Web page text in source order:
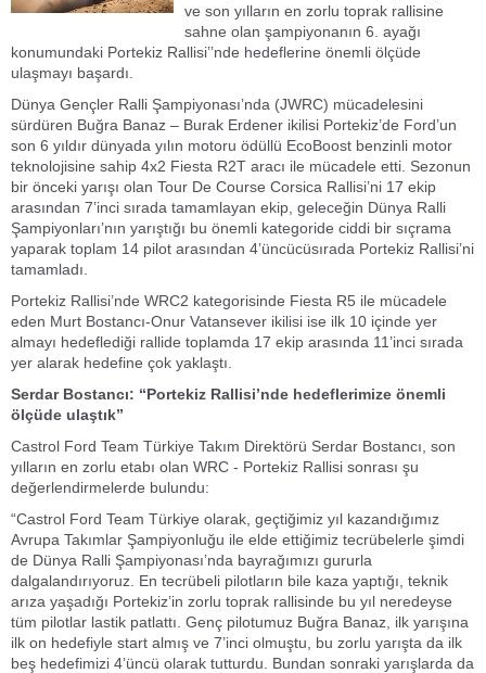
ve son yılların en zorlu toprak rallisine
sahne olan şampiyonanın 6. ayağı
konumundaki Portekiz Rallisi’’nde hedeflerine önemli ölçüde
ulaşmayı başardı.
Dünya Gençler Ralli Şampiyonası’nda (JWRC) mücadelesini
sürdüren Buğra Banaz – Burak Erdener ikilisi Portekiz’de Ford’un
son 6 yıldır dünyada yılın motoru ödüllü EcoBoost benzinli motor
teknolojisine sahip 4x2 Fiesta R2T aracı ile mücadele etti. Sezonun
bir önceki yarışı olan Tour De Course Corsica Rallisi’ni 17 ekip
arasından 7’inci sırada tamamlayan ekip, geleceğin Dünya Ralli
Şampiyonları’nın yarıştığı bu önemli kategoride ciddi bir sıçrama
yaparak toplam 14 pilot arasından 4’üncücüsırada Portekiz Rallisi’ni
tamamladı.
Portekiz Rallisi’nde WRC2 kategorisinde Fiesta R5 ile mücadele
eden Murt Bostancı-Onur Vatansever ikilisi ise ilk 10 içinde yer
almayı hedeflediği rallide toplamda 17 ekip arasında 11’inci sırada
yer alarak hedefine çok yaklaştı.
Serdar Bostancı: “Portekiz Rallisi’nde hedeflerimize önemli
ölçüde ulaştık”
Castrol Ford Team Türkiye Takım Direktörü Serdar Bostancı, son
yılların en zorlu etabı olan WRC - Portekiz Rallisi sonrası şu
değerlendirmelerde bulundu:
“Castrol Ford Team Türkiye olarak, geçtiğimiz yıl kazandığımız
Avrupa Takımlar Şampiyonluğu ile elde ettiğimiz tecrübelerle şimdi
de Dünya Ralli Şampiyonası’nda bayrağımızı gururla
dalgalandırıyoruz. En tecrübeli pilotların bile kaza yaptığı, teknik
arıza yaşadığı Portekiz’in zorlu toprak rallisinde bu yıl neredeyse
tüm pilotlar lastik patlattı. Genç pilotumuz Buğra Banaz, ilk yarışına
ilk on hedefiyle start almış ve 7’inci olmuştu, bu zorlu yarışta da ilk
beş hedefimizi 4’üncü olarak tutturdu. Bundan sonraki yarışlarda da